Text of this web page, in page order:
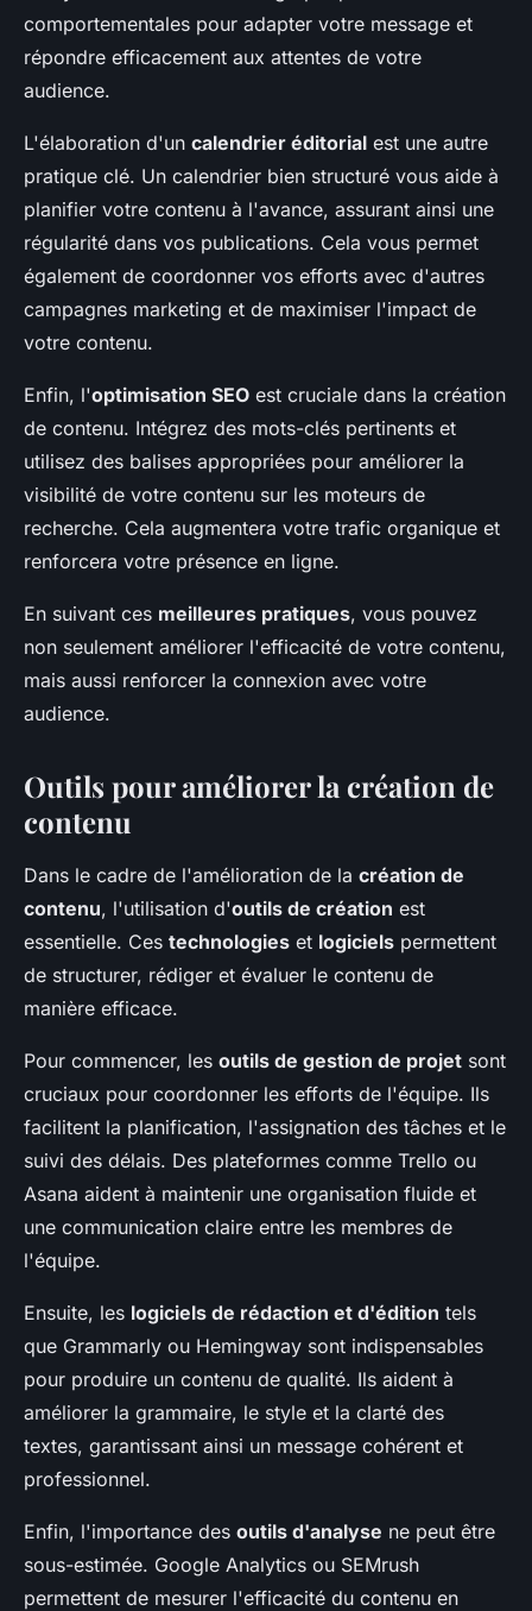
comportementales pour adapter votre message et
répondre efficacement aux attentes de votre
audience.
L'élaboration d'un calendrier éditorial est une autre
pratique clé. Un calendrier bien structuré vous aide à
planifier votre contenu à l'avance, assurant ainsi une
régularité dans vos publications. Cela vous permet
également de coordonner vos efforts avec d'autres
campagnes marketing et de maximiser l'impact de
votre contenu.
Enfin, l'optimisation SEO est cruciale dans la création
de contenu. Intégrez des mots-clés pertinents et
utilisez des balises appropriées pour améliorer la
visibilité de votre contenu sur les moteurs de
recherche. Cela augmentera votre trafic organique et
renforcera votre présence en ligne.
En suivant ces meilleures pratiques, vous pouvez
non seulement améliorer l'efficacité de votre contenu,
mais aussi renforcer la connexion avec votre
audience.
Outils pour améliorer la création de
contenu
Dans le cadre de l'amélioration de la création de
contenu, l'utilisation d'outils de création est
essentielle. Ces technologies et logiciels permettent
de structurer, rédiger et évaluer le contenu de
manière efficace.
Pour commencer, les outils de gestion de projet sont
cruciaux pour coordonner les efforts de l'équipe. Ils
facilitent la planification, l'assignation des tâches et le
suivi des délais. Des plateformes comme Trello ou
Asana aident à maintenir une organisation fluide et
une communication claire entre les membres de
l'équipe.
Ensuite, les logiciels de rédaction et d'édition tels
que Grammarly ou Hemingway sont indispensables
pour produire un contenu de qualité. Ils aident à
améliorer la grammaire, le style et la clarté des
textes, garantissant ainsi un message cohérent et
professionnel.
Enfin, l'importance des outils d'analyse ne peut être
sous-estimée. Google Analytics ou SEMrush
permettent de mesurer l'efficacité du contenu en